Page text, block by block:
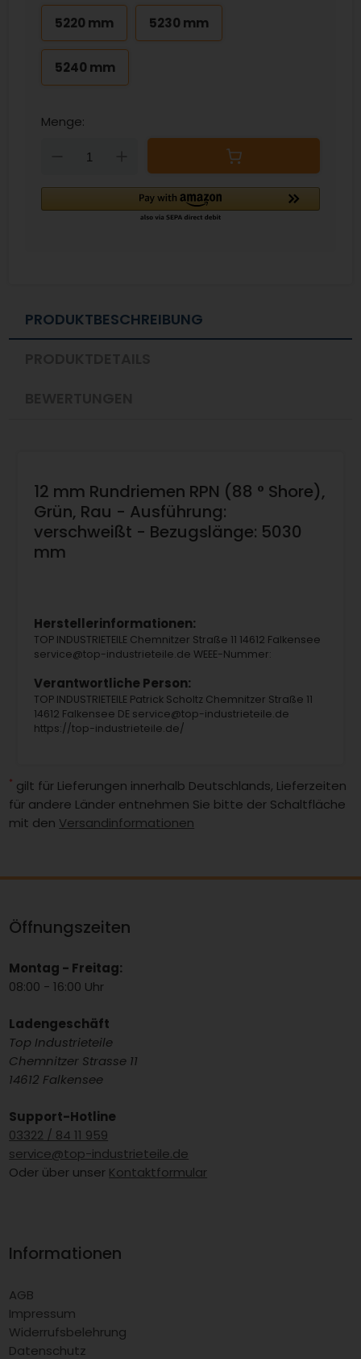
5220 mm 5230 mm
5240 mm
Menge:
Down
PRODUKTBESCHREIBUNG
12 mm Rundriemen RPN (88 ° Shore),
Grün, Rau - Ausführung:
verschweißt - Bezugslänge: 5030
mm
Herstellerinformationen:
TOP INDUSTRIETEILE Chemnitzer Straße 11 14612 Falkensee
service@top-industrieteile.de WEEE-Nummer:
Verantwortliche Person:
TOP INDUSTRIETEILE Patrick Scholtz Chemnitzer Straße 11
14612 Falkensee DE service@top-industrieteile.de
https://top-industrieteile.de/
* gilt für Lieferungen innerhalb Deutschlands, Lieferzeiten
für andere Länder entnehmen Sie bitte der Schaltfläche
mit den Versandinformationen
Öffnungszeiten
Montag - Freitag:
08:00 - 16:00 Uhr
Ladengeschäft
Top Industrieteile
Chemnitzer Strasse 11
14612 Falkensee
Support-Hotline
03322 / 84 11 959
service@top-industrieteile.de
Oder über unser Kontaktformular
Informationen
AGB
Impressum
Widerrufsbelehrung
Datenschutz